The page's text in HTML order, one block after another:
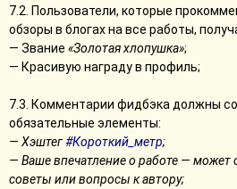
7.2. Пользователи, которые
обзоры в блогах на все работы,
— Звание «Золотая хлопушка»;
— Красивую награду в профиль;
7.3. Комментарии фидбэка должны
обязательные элементы:
— Хэштег#Короткий_метр;
— Ваше впечатление о работе — может
советы или вопросы к автору;